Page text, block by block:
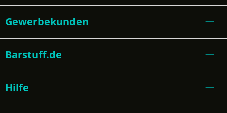
Gewerbekunden
Barstuff.de
Hilfe